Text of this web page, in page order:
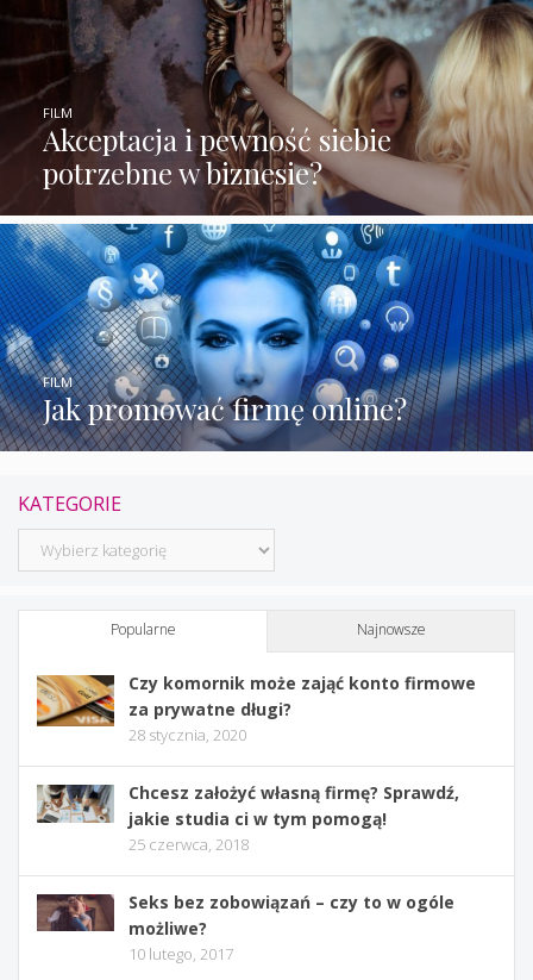
Akceptacja i pewność siebie
potrzebne w biznesie?
FILM
Jak promować firmę online?
FILM
KATEGORIE
Kategorie
Popularne Najnowsze
Czy komornik może zająć konto firmowe
za prywatne długi?
28 stycznia, 2020
Chcesz założyć własną firmę? Sprawdź,
jakie studia ci w tym pomogą!
25 czerwca, 2018
Seks bez zobowiązań – czy to w ogóle
możliwe?
10 lutego, 2017